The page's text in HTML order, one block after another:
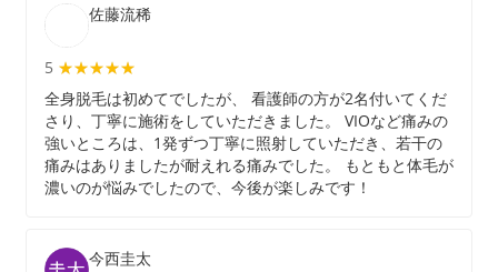
佐藤流稀
5 ★★★★★
★★★★★
全身脱毛は初めてでしたが、 看護師の方が2名付いてくだ
さり、丁寧に施術をしていただきました。 VIOなど痛みの
強いところは、1発ずつ丁寧に照射していただき、若干の
痛みはありましたが耐えれる痛みでした。 もともと体毛が
濃いのが悩みでしたので、今後が楽しみです！
今西圭太